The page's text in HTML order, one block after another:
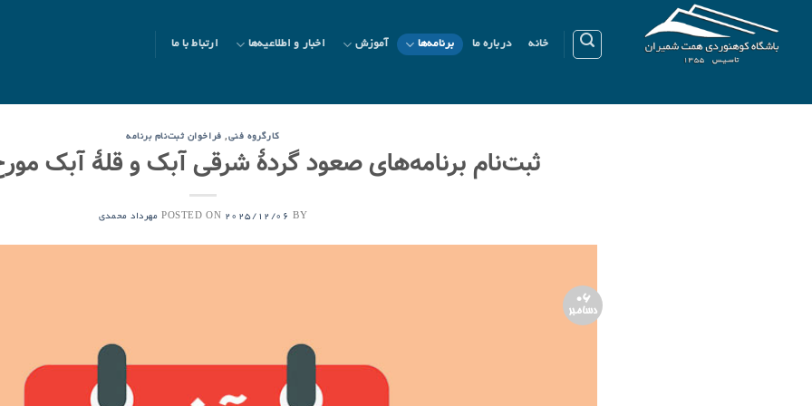
content
خانه درباره ما برنامه‌ها آموزش اخبار و اطلاعیه‌ها ارتباط با ما
کارگروه فنی, فراخوان ثبت‌نام برنامه
ثبت‌نام برنامه‌های صعود گردۀ شرقی آبک و قلۀ آبک مورخ ۲۱ آذر
POSTED ON 2025/12/06 BY مهرداد محمدی
06
دسامبر